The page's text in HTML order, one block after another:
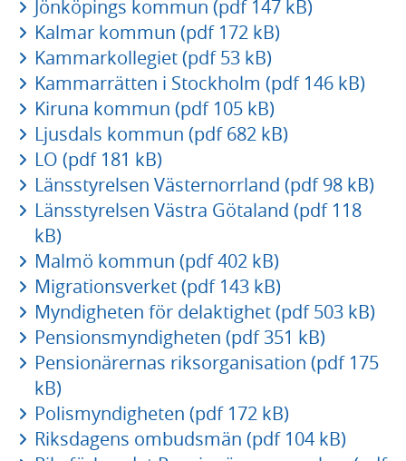
Jönköpings kommun (pdf 147 kB)
Kalmar kommun (pdf 172 kB)
Kammarkollegiet (pdf 53 kB)
Kammarrätten i Stockholm (pdf 146 kB)
Kiruna kommun (pdf 105 kB)
Ljusdals kommun (pdf 682 kB)
LO (pdf 181 kB)
Länsstyrelsen Västernorrland (pdf 98 kB)
Länsstyrelsen Västra Götaland (pdf 118
kB)
Malmö kommun (pdf 402 kB)
Migrationsverket (pdf 143 kB)
Myndigheten för delaktighet (pdf 503 kB)
Pensionsmyndigheten (pdf 351 kB)
Pensionärernas riksorganisation (pdf 175
kB)
Polismyndigheten (pdf 172 kB)
Riksdagens ombudsmän (pdf 104 kB)